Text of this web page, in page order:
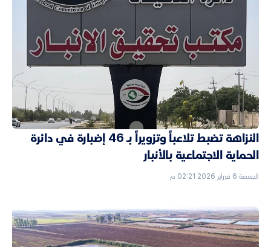
النزاهة تضبط تلاعباً وتزويراً بـ 46 إضبارة في دائرة
الحماية الاجتماعية بالأنبار
الجمعة 6 فبراير 2026 02:21 م